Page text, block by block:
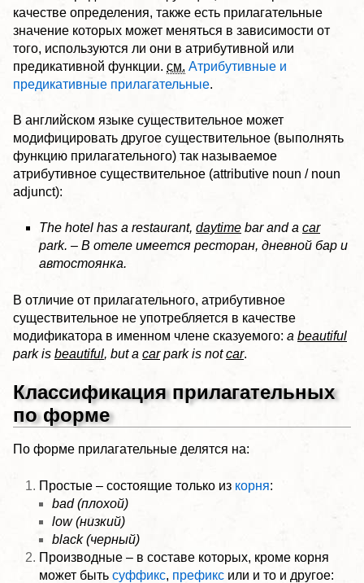
качестве определения, также есть прилагательные
значение которых может меняться в зависимости от
того, используются ли они в атрибутивной или
предикативной функции. см. Атрибутивные и
предикативные прилагательные.
В английском языке существительное может
модифицировать другое существительное (выполнять
функцию прилагательного) так называемое
атрибутивное существительное (attributive noun / noun
adjunct):
The hotel has a restaurant, daytime bar and a car
park. – В отеле имеется ресторан, дневной бар и
автостоянка.
В отличие от прилагательного, атрибутивное
существительное не употребляется в качестве
модификатора в именном члене сказуемого: a beautiful
park is beautiful, but a carpark is notcar.
Классификация прилагательных
по форме
По форме прилагательные делятся на:
Простые – состоящие только из корня:
bad (плохой)
low (низкий)
black (черный)
Производные – в составе которых, кроме корня
может быть суффикс, префикс или и то и другое: